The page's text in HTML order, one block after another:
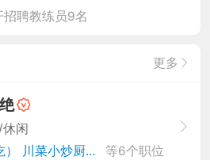
聘教练员9名
2026年公开招聘教师7名
技有限公司2026年招聘劳...
更多
闲
川菜小炒厨师（包 厨师长（包吃
等6个职位